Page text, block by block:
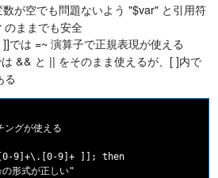
数が空でも問題ないよう "$var" と引用符
ままでも安全
]]では =~ 演算子で正規表現が使える
&& と || をそのまま使えるが、[ ]内で
る
グが使える
9]+\.[0-9]+ ]]; then
形式が正しい"